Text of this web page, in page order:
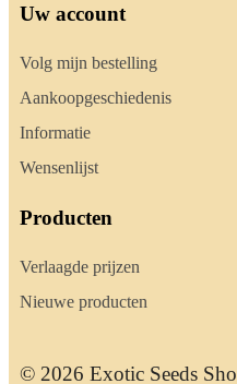
Uw account
Volg mijn bestelling
Aankoopgeschiedenis
Informatie
Wensenlijst
Producten
Verlaagde prijzen
Nieuwe producten
© 2026 Exotic Seeds